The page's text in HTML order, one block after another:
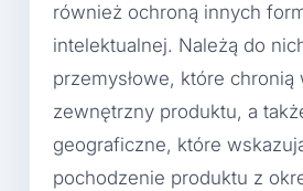
również ochroną innych
intelektualnej. Należą do
przemysłowe, które chronią
zewnętrzny produktu, a
geograficzne, które
pochodzenie produktu z